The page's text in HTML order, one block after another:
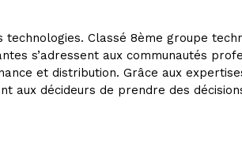
Classé 8ème groupe
s’adressent aux communautés
et distribution. Grâce aux
aux décideurs de prendre des